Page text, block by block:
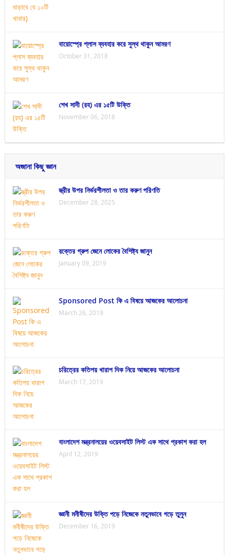
বায়োস্প্রে প্লাস ব্যবহার করে সুস্থ থাকুন আমরণ
October 31, 2018
শেখ সাদী (রহ) এর ১৫টি উক্তি
November 06, 2018
অজানা কিছু জ্ঞান
স্ত্রীর উপর নির্ভরশীলতা ও তার করুণ পরিণতি
December 28, 2025
রক্তের গ্রুপ জেনে লোকের বৈশিষ্ট্য জানুন
January 09, 2019
Sponsored Post কি এ বিষয়ে আজকের আলোচনা
March 26, 2019
চরিত্রের কতিপয় খারাপ দিক নিয়ে আজকের আলোচনা
March 17, 2019
বাংলাদেশ মন্ত্রনালয়ের ওয়েবসাইট লিস্ট এক সাথে প্রকাশ করা হল
April 12, 2019
জ্ঞানী মনীষীদের উক্তি পড়ে নিজেকে নতুনভাবে গড়ে তুলুন
December 16, 2019